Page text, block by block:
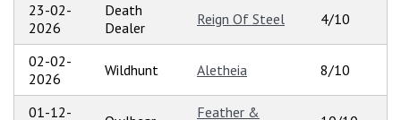
23-02-
2026
Death
Dealer
Reign Of Steel 4/10
02-02-
2026
Wildhunt Aletheia 8/10
01-12-
Feather &